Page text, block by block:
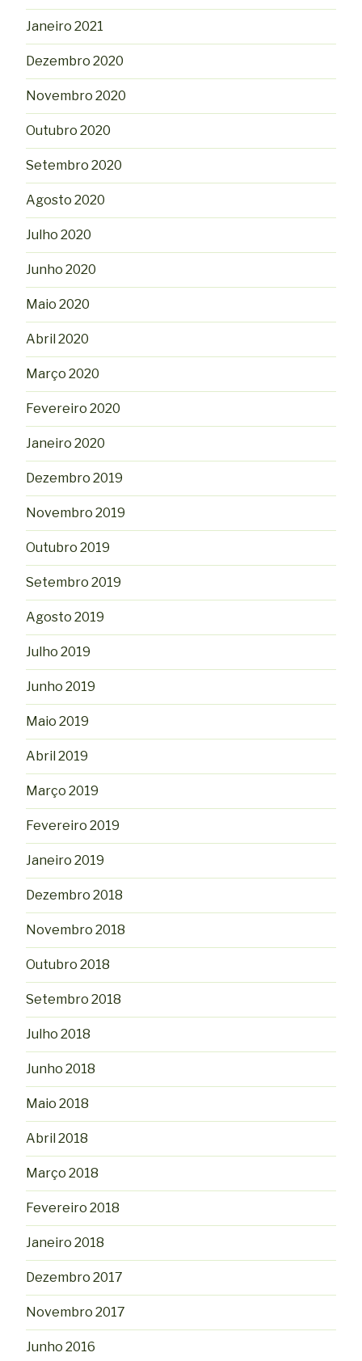
Janeiro 2021
Dezembro 2020
Novembro 2020
Outubro 2020
Setembro 2020
Agosto 2020
Julho 2020
Junho 2020
Maio 2020
Abril 2020
Março 2020
Fevereiro 2020
Janeiro 2020
Dezembro 2019
Novembro 2019
Outubro 2019
Setembro 2019
Agosto 2019
Julho 2019
Junho 2019
Maio 2019
Abril 2019
Março 2019
Fevereiro 2019
Janeiro 2019
Dezembro 2018
Novembro 2018
Outubro 2018
Setembro 2018
Julho 2018
Junho 2018
Maio 2018
Abril 2018
Março 2018
Fevereiro 2018
Janeiro 2018
Dezembro 2017
Novembro 2017
Junho 2016